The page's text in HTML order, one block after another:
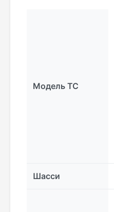
Модель ТС
Шасси